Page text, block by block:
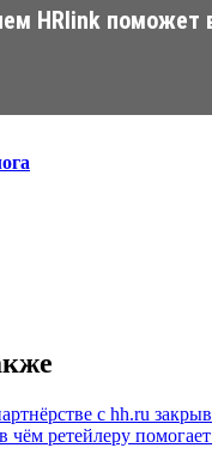
HRlink поможет